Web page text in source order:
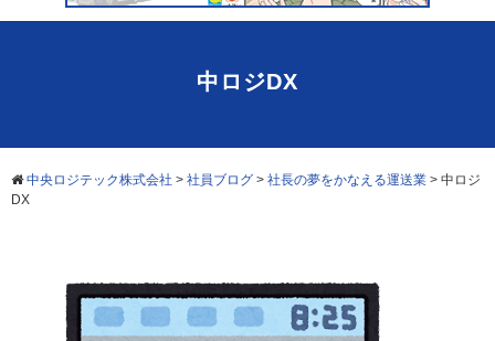
中ロジDX
中央ロジテック株式会社 > 社員ブログ > 社長の夢をかなえる運送業 > 中ロジ
DX